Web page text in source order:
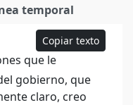
temporal
Copiar texto
que le
gobierno, que
claro, creo